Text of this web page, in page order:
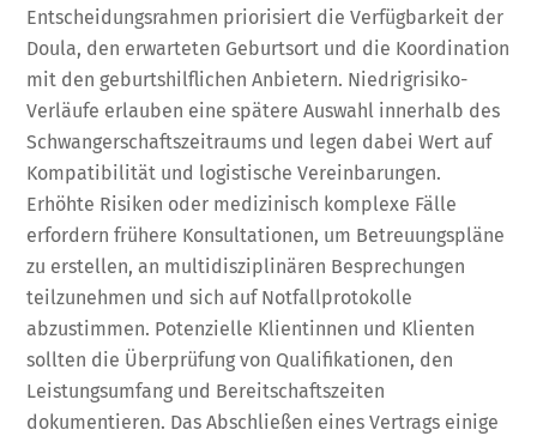
Entscheidungsrahmen priorisiert die Verfügbarkeit der
Doula, den erwarteten Geburtsort und die Koordination
mit den geburtshilflichen Anbietern. Niedrigrisiko-
Verläufe erlauben eine spätere Auswahl innerhalb des
Schwangerschaftszeitraums und legen dabei Wert auf
Kompatibilität und logistische Vereinbarungen.
Erhöhte Risiken oder medizinisch komplexe Fälle
erfordern frühere Konsultationen, um Betreuungspläne
zu erstellen, an multidisziplinären Besprechungen
teilzunehmen und sich auf Notfallprotokolle
abzustimmen. Potenzielle Klientinnen und Klienten
sollten die Überprüfung von Qualifikationen, den
Leistungsumfang und Bereitschaftszeiten
dokumentieren. Das Abschließen eines Vertrags einige